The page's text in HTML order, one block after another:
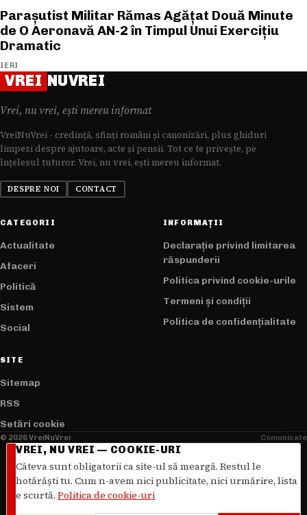
Parașutist Militar Rămas Agățat Două Minute
de O Aeronavă AN-2 în Timpul Unui Exercițiu
Dramatic
IERI
VREI NUVREI
Vrei, nu vrei, ești mereu informat
VreiNuVrei - credință, sfinți români și canonizări, plus ghiduri
limpezi despre ajutoare, acte și pensii. Tot ce te privește, pe
înțelesul tuturor. Vrei, nu vrei, ești mereu informat.
DESPRE NOI CONTACT
CATEGORII
Actualitate
Afaceri
Politică
Sistem
Social
INFORMAȚII
Declarație privind limitarea
răspunderii
Politica privind cookie-urile
Termeni și condiții
Politica de confidențialitate
SITE
Sitemap
RSS
Setări cookie
© 2026 VreiNuVrei Comunicate
VREI, NU VREI — COOKIE-URI
Câteva sunt obligatorii ca site-ul să meargă. Restul le
hotărăști tu. Cum n-avem nici publicitate, nici urmărire, lista
e scurtă. Politica de cookie-uri